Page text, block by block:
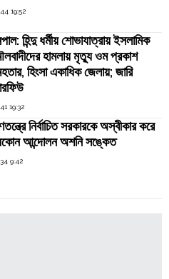
19:52
হিন্দু ধর্মীয় শোভাযাত্রায় ইসলামিক
হামলায় মৃত্যু ওম প্রকাশ
হিংসা একাধিক জেলায়; জারি
19:32
নির্বাচিত সরকারকে অস্বীকার করে
আন্দোলন অশনি সঙ্কেত
9:42